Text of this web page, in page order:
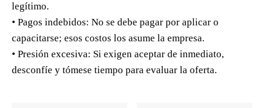
legítimo.
• Pagos indebidos: No se debe pagar por aplicar o
capacitarse; esos costos los asume la empresa.
• Presión excesiva: Si exigen aceptar de inmediato,
desconfíe y tómese tiempo para evaluar la oferta.